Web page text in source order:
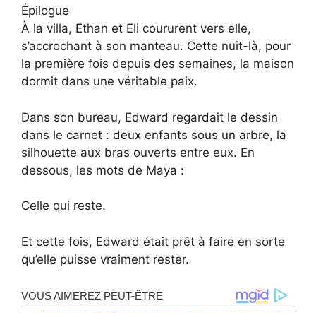
Épilogue
À la villa, Ethan et Eli coururent vers elle,
s’accrochant à son manteau. Cette nuit-là, pour
la première fois depuis des semaines, la maison
dormit dans une véritable paix.
Dans son bureau, Edward regardait le dessin
dans le carnet : deux enfants sous un arbre, la
silhouette aux bras ouverts entre eux. En
dessous, les mots de Maya :
Celle qui reste.
Et cette fois, Edward était prêt à faire en sorte
qu’elle puisse vraiment rester.